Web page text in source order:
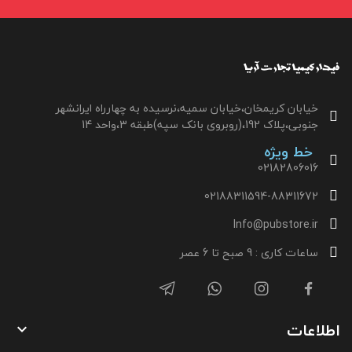
خیابان کریمخان،خیابان سمیه،نرسیده به چهارراه ایرانشهر
جنوبی،پلاک 192،(روبروی بانک سپه)طبقه 3،واحد 14
خط ویژه
02182806016
02188311594-88311672
Info@pubstore.ir
ساعات کاری : 9 صبح تا 6 عصر
اطلاعات 